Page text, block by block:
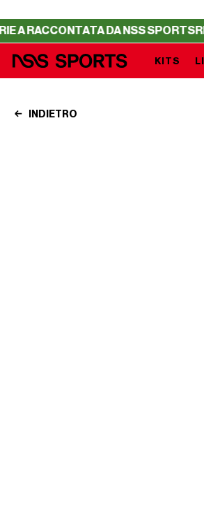
NSS SPORTSRESIDENCY - LA
KITS
INDIETRO